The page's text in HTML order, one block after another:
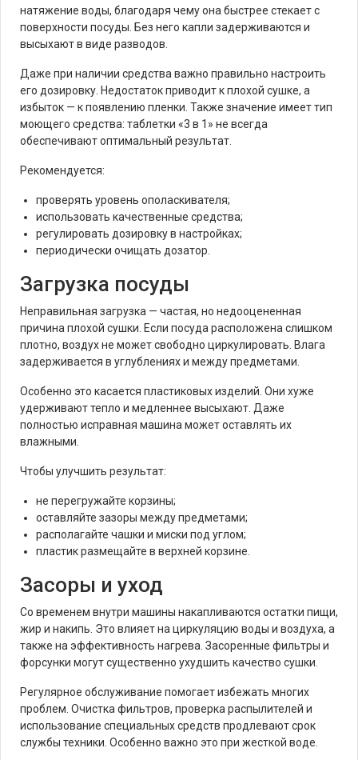
натяжение воды, благодаря чему она быстрее стекает с
поверхности посуды. Без него капли задерживаются и
высыхают в виде разводов.
Даже при наличии средства важно правильно настроить
его дозировку. Недостаток приводит к плохой сушке, а
избыток — к появлению пленки. Также значение имеет тип
моющего средства: таблетки «3 в 1» не всегда
обеспечивают оптимальный результат.
Рекомендуется:
проверять уровень ополаскивателя;
использовать качественные средства;
регулировать дозировку в настройках;
периодически очищать дозатор.
Загрузка посуды
Неправильная загрузка — частая, но недооцененная
причина плохой сушки. Если посуда расположена слишком
плотно, воздух не может свободно циркулировать. Влага
задерживается в углублениях и между предметами.
Особенно это касается пластиковых изделий. Они хуже
удерживают тепло и медленнее высыхают. Даже
полностью исправная машина может оставлять их
влажными.
Чтобы улучшить результат:
не перегружайте корзины;
оставляйте зазоры между предметами;
располагайте чашки и миски под углом;
пластик размещайте в верхней корзине.
Засоры и уход
Со временем внутри машины накапливаются остатки пищи,
жир и накипь. Это влияет на циркуляцию воды и воздуха, а
также на эффективность нагрева. Засоренные фильтры и
форсунки могут существенно ухудшить качество сушки.
Регулярное обслуживание помогает избежать многих
проблем. Очистка фильтров, проверка распылителей и
использование специальных средств продлевают срок
службы техники. Особенно важно это при жесткой воде.